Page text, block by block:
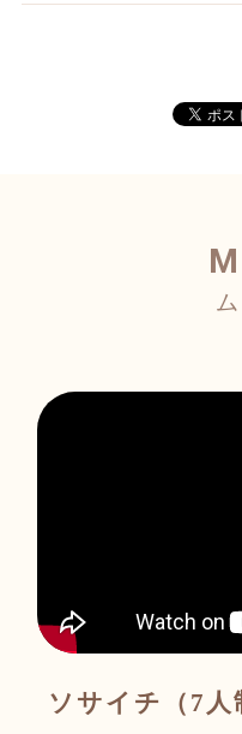
ソサイチ（7